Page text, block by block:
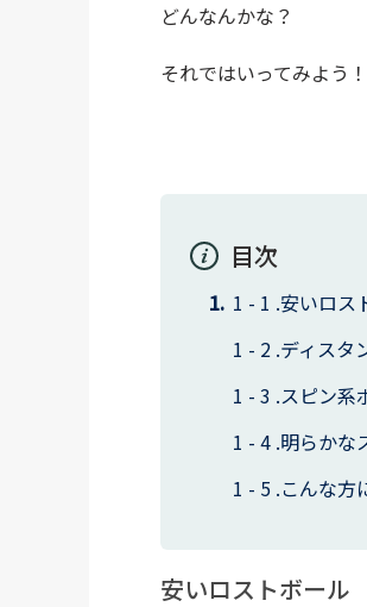
どんなんかな？
それではいってみよう！
目次
安いロス
ディスタ
スピン系
明らかな
こんな方
安いロストボール